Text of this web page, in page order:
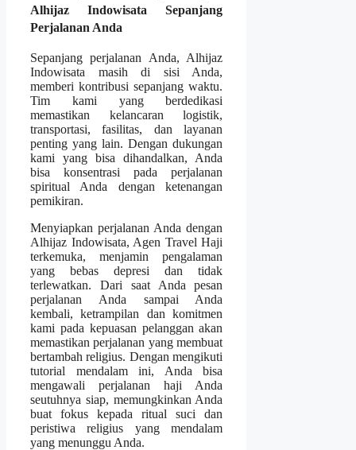
Alhijaz Indowisata Sepanjang
Perjalanan Anda
Sepanjang perjalanan Anda, Alhijaz
Indowisata masih di sisi Anda,
memberi kontribusi sepanjang waktu.
Tim kami yang berdedikasi
memastikan kelancaran logistik,
transportasi, fasilitas, dan layanan
penting yang lain. Dengan dukungan
kami yang bisa dihandalkan, Anda
bisa konsentrasi pada perjalanan
spiritual Anda dengan ketenangan
pemikiran.
Menyiapkan perjalanan Anda dengan
Alhijaz Indowisata, Agen Travel Haji
terkemuka, menjamin pengalaman
yang bebas depresi dan tidak
terlewatkan. Dari saat Anda pesan
perjalanan Anda sampai Anda
kembali, ketrampilan dan komitmen
kami pada kepuasan pelanggan akan
memastikan perjalanan yang membuat
bertambah religius. Dengan mengikuti
tutorial mendalam ini, Anda bisa
mengawali perjalanan haji Anda
seutuhnya siap, memungkinkan Anda
buat fokus kepada ritual suci dan
peristiwa religius yang mendalam
yang menunggu Anda.